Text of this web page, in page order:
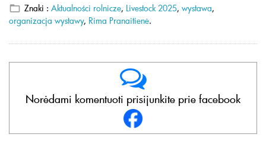
Znaki : Aktualności rolnicze, Livestock 2025, wystawa,
organizacja wystawy, Rima Pranaitienė.
Norėdami komentuoti prisijunkite prie facebook